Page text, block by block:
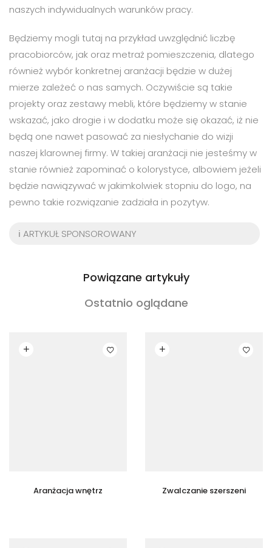
naszych indywidualnych warunków pracy.
Będziemy mogli tutaj na przykład uwzględnić liczbę
pracobiorców, jak oraz metraż pomieszczenia, dlatego
również wybór konkretnej aranżacji będzie w dużej
mierze zależeć o nas samych. Oczywiście są takie
projekty oraz zestawy mebli, które będziemy w stanie
wskazać, jako drogie i w dodatku może się okazać, iż nie
będą one nawet pasować za niesłychanie do wizji
naszej klarownej firmy. W takiej aranżacji nie jesteśmy w
stanie również zapominać o kolorystyce, albowiem jeżeli
będzie nawiązywać w jakimkolwiek stopniu do logo, na
pewno takie rozwiązanie zadziała in pozytyw.
ℹ️ ARTYKUŁ SPONSOROWANY
Powiązane artykuły
Ostatnio oglądane
Aranżacja wnętrz
Czytaj dalej
Zwalczanie szerszeni
Czytaj dalej